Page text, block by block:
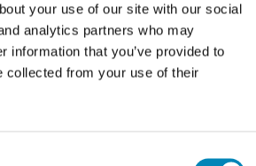
your use of our site with our social
analytics partners who may
information that you’ve provided to
collected from your use of their